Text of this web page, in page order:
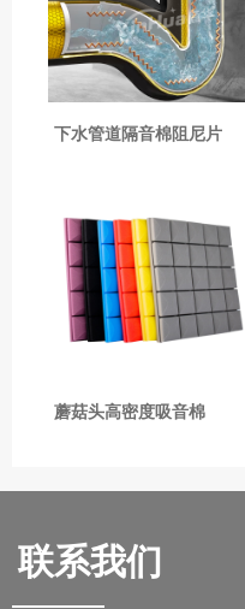
下水管道隔音棉阻尼片
蘑菇头高密度吸音棉
联系我们